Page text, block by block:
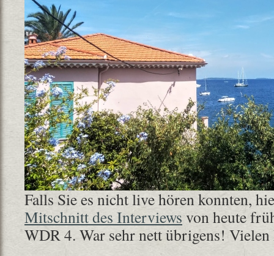
Falls Sie es nicht live hören konnten,
Mitschnitt des Interviews von heute
WDR 4. War sehr nett übrigens!